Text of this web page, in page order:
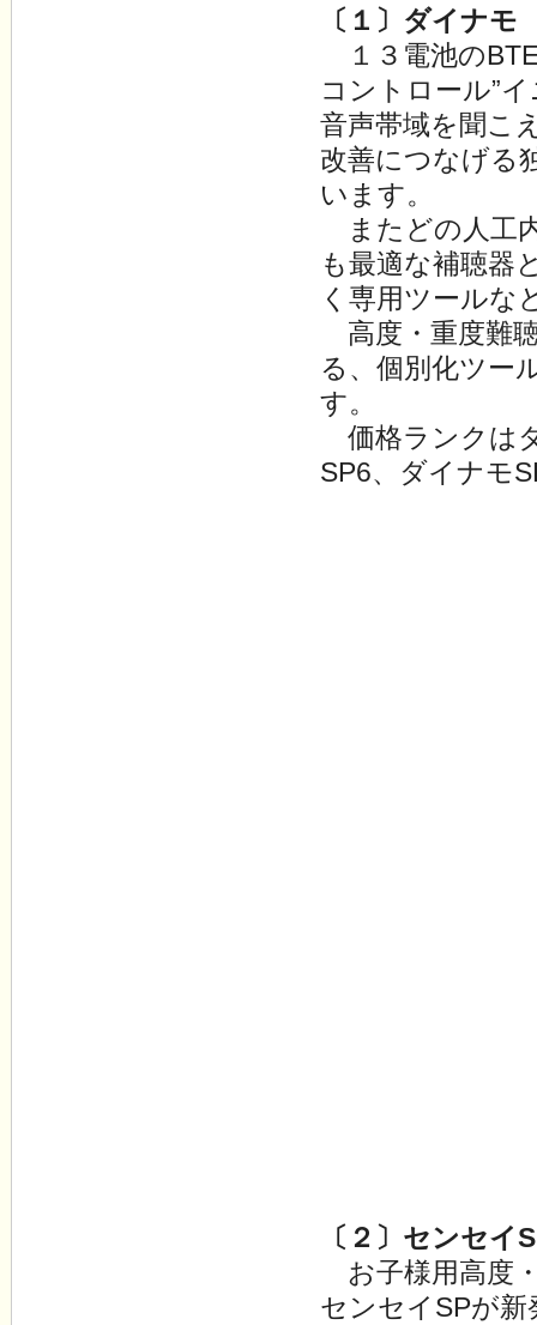
〔１〕ダイナモ
１３電池の
コントロール”
音声帯域を聞こ
改善につなげる
います。
またどの人工
も最適な補聴器
く専用ツールな
高度・重度難
る、個別化ツー
す。
価格ランクは
SP6、ダイナモ
〔２〕センセイ
お子様用高度
センセイSPが